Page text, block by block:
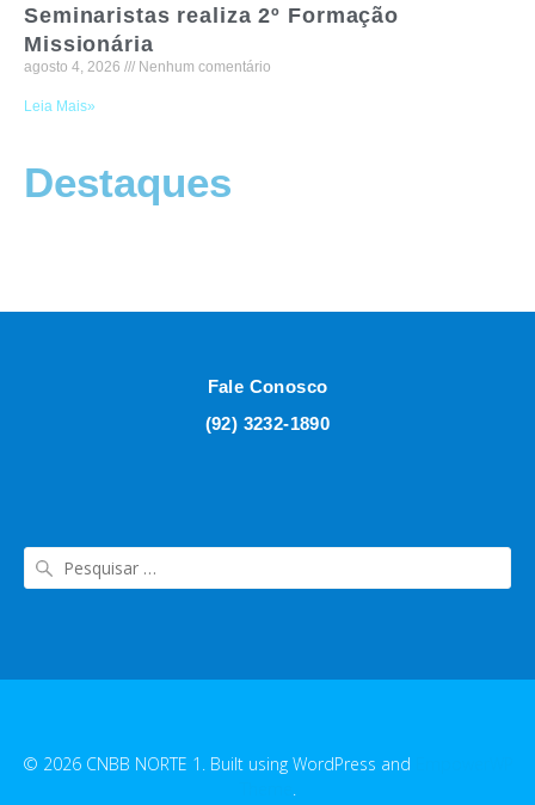
Seminaristas realiza 2º Formação
Missionária
agosto 4, 2026 Nenhum comentário
Leia Mais»
Destaques
Fale Conosco
(92) 3232-1890
© 2026 CNBB NORTE 1. Built using WordPress and